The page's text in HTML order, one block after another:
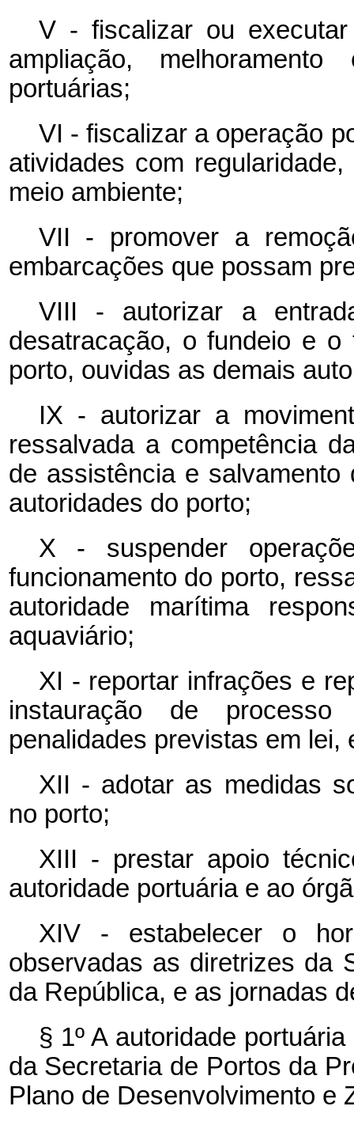
V - fiscalizar ou
ampliação,
portuárias;
VI - fiscalizar a operação
atividades com
meio ambiente;
VII - promover a
embarcações que possam
VIII - autorizar a
desatracação, o fundeio e
porto, ouvidas as demais
IX - autorizar a
ressalvada a competência
de assistência e
autoridades do porto;
X - suspender
funcionamento do porto,
autoridade marítima
aquaviário;
XI - reportar infrações e
instauração de
penalidades previstas em
XII - adotar as medidas
no porto;
XIII - prestar apoio
autoridade portuária e ao
XIV - estabelecer o
observadas as diretrizes da
da República, e as jornadas
§ 1º A autoridade
da Secretaria de Portos da
Plano de Desenvolvimento e